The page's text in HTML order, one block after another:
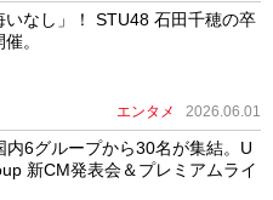
いなし」！ STU48 石田千穂の卒
。
エンタメ 2026.06.01
内6グループから30名が集結。U
新CM発表会＆プレミアムライ